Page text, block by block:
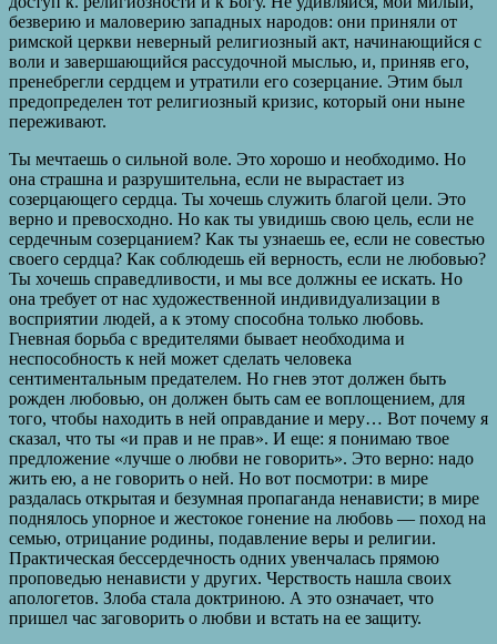
безверию и маловерию западных народов: они приняли от
римской церкви неверный религиозный акт, начинающийся с
воли и завершающийся рассудочной мыслью, и, приняв его,
пренебрегли сердцем и утратили его созерцание. Этим был
предопределен тот религиозный кризис, который они ныне
переживают.
Ты мечтаешь о сильной воле. Это хорошо и необходимо. Но
она страшна и разрушительна, если не вырастает из
созерцающего сердца. Ты хочешь служить благой цели. Это
верно и превосходно. Но как ты увидишь свою цель, если не
сердечным созерцанием? Как ты узнаешь ее, если не совестью
своего сердца? Как соблюдешь ей верность, если не любовью?
Ты хочешь справедливости, и мы все должны ее искать. Но
она требует от нас художественной индивидуализации в
восприятии людей, а к этому способна только любовь.
Гневная борьба с вредителями бывает необходима и
неспособность к ней может сделать человека
сентиментальным предателем. Но гнев этот должен быть
рожден любовью, он должен быть сам ее воплощением, для
того, чтобы находить в ней оправдание и меру… Вот почему я
сказал, что ты «и прав и не прав». И еще: я понимаю твое
предложение «лучше о любви не говорить». Это верно: надо
жить ею, а не говорить о ней. Но вот посмотри: в мире
раздалась открытая и безумная пропаганда ненависти; в мире
поднялось упорное и жестокое гонение на любовь — поход на
семью, отрицание родины, подавление веры и религии.
Практическая бессердечность одних увенчалась прямою
проповедью ненависти у других. Черствость нашла своих
апологетов. Злоба стала доктриною. А это означает, что
пришел час заговорить о любви и встать на ее защиту.